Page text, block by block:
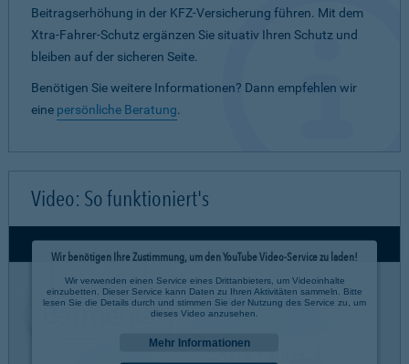
Beitragserhöhung in der KFZ-Versicherung führen. Mit dem
Xtra-Fahrer-Schutz ergänzen Sie situativ Ihren Schutz und
bleiben auf der sicheren Seite.
Benötigen Sie weitere Informationen? Dann empfehlen wir
eine persönliche Beratung.
Video: So funktioniert's
Wir benötigen Ihre Zustimmung, um den YouTube Video-Service zu laden!
Wir verwenden einen Service eines Drittanbieters, um Videoinhalte
einzubetten. Dieser Service kann Daten zu Ihren Aktivitäten sammeln. Bitte
lesen Sie die Details durch und stimmen Sie der Nutzung des Service zu, um
dieses Video anzusehen.
Mehr Informationen